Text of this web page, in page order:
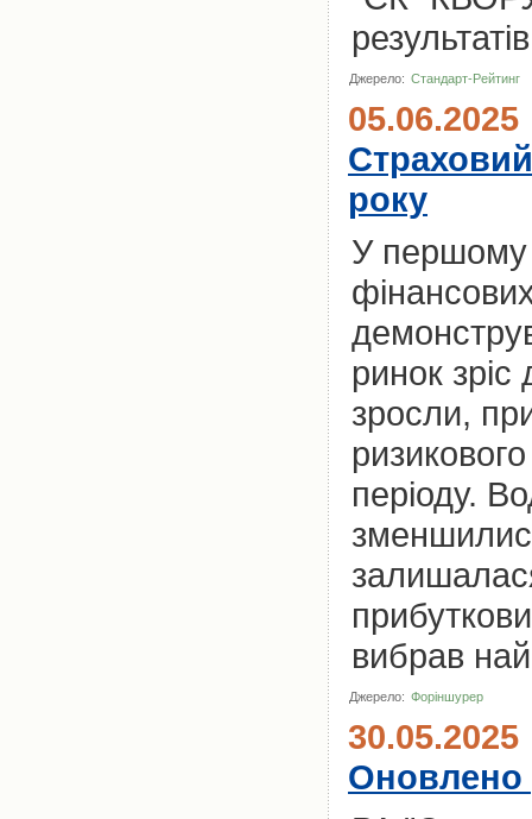
Джерело: Стандарт-Рейтинг
05.06.2025
року
У першому
ринок
зросли,
періоду.
вибрав
Джерело: Форіншурер
30.05.2025
Оновлено